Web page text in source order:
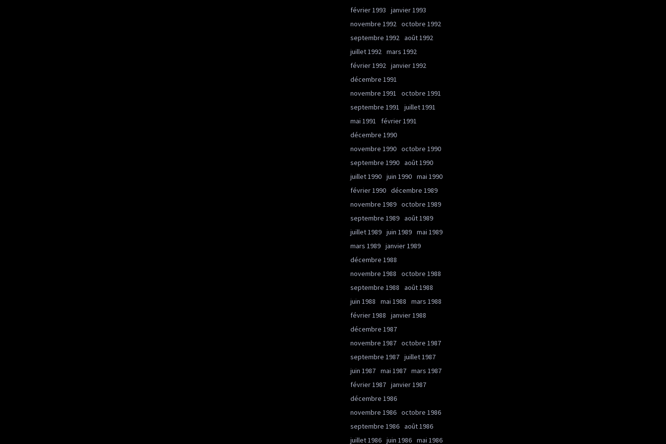
février 1993
janvier 1993
novembre 1992 octobre 1992
septembre 1992 août 1992
juillet 1992 mars 1992
février 1992 janvier 1992
décembre 1991
novembre 1991
octobre 1991
septembre 1991
juillet 1991
mai 1991
février 1991
décembre 1990
novembre 1990 octobre 1990
septembre 1990 août 1990
juillet 1990 juin 1990 mai 1990
février 1990 décembre 1989
novembre 1989 octobre 1989
septembre 1989 août 1989
juillet 1989 juin 1989 mai 1989
mars 1989 janvier 1989
décembre 1988
novembre 1988
octobre 1988
septembre 1988
août 1988
juin 1988
mai 1988
mars 1988
février 1988
janvier 1988
décembre 1987
novembre 1987 octobre 1987
septembre 1987 juillet 1987
juin 1987 mai 1987 mars 1987
février 1987 janvier 1987
décembre 1986
novembre 1986 octobre 1986
septembre 1986 août 1986
juillet 1986 juin 1986 mai 1986